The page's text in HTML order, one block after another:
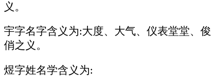
义。
宇字名字含义为:大度、大气、仪表堂堂、俊
俏之义。
煜字姓名学含义为: